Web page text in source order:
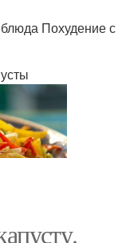
Похудение с